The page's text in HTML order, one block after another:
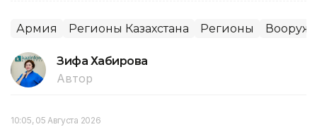
Армия Регионы Казахстана Регионы
Зифа Хабирова
Автор
10:05, 05 Августа 2026